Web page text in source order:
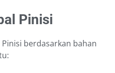
Pinisi
berdasarkan bahan